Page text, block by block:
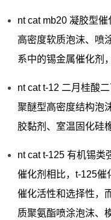
nt cat mb20 凝胶型催
高密度软质泡沫、喷
系中的锡金属催化剂
nt cat t-12 二月桂酸
聚醚型高密度结构泡
胶黏剂、室温固化硅
nt cat t-125 有机锡类
催化剂相比，t-125催
催化活性和选择性，
质聚氨酯喷涂泡沫、